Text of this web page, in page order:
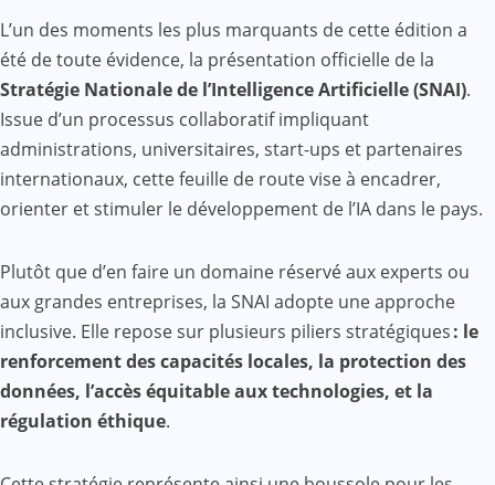
L’un des moments les plus marquants de cette édition a
été de toute évidence, la présentation officielle de la
Stratégie Nationale de l’Intelligence Artificielle (SNAI).
Issue d’un processus collaboratif impliquant
administrations, universitaires, start-ups et partenaires
internationaux, cette feuille de route vise à encadrer,
orienter et stimuler le développement de l’IA dans le pays.
Plutôt que d’en faire un domaine réservé aux experts ou
aux grandes entreprises, la SNAI adopte une approche
inclusive. Elle repose sur plusieurs piliers stratégiques: le
renforcement des capacités locales, la protection des
données, l’accèséquitable aux technologies, et la
régulation éthique.